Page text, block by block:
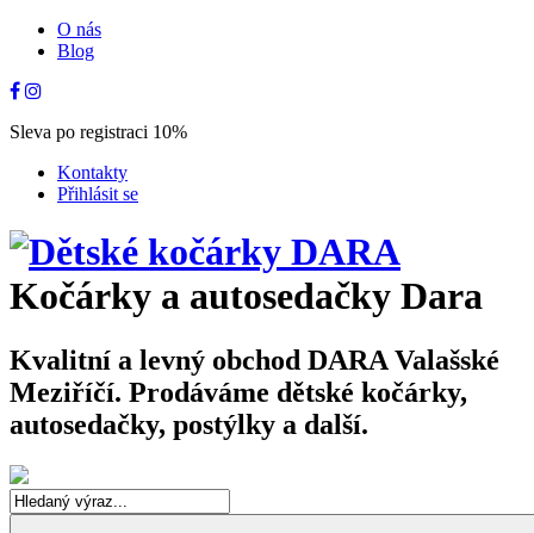
O nás
Blog
Sleva po registraci 10%
Kontakty
Přihlásit se
Kočárky a autosedačky Dara
Kvalitní a levný obchod DARA Valašské
Meziříčí. Prodáváme dětské kočárky,
autosedačky, postýlky a další.